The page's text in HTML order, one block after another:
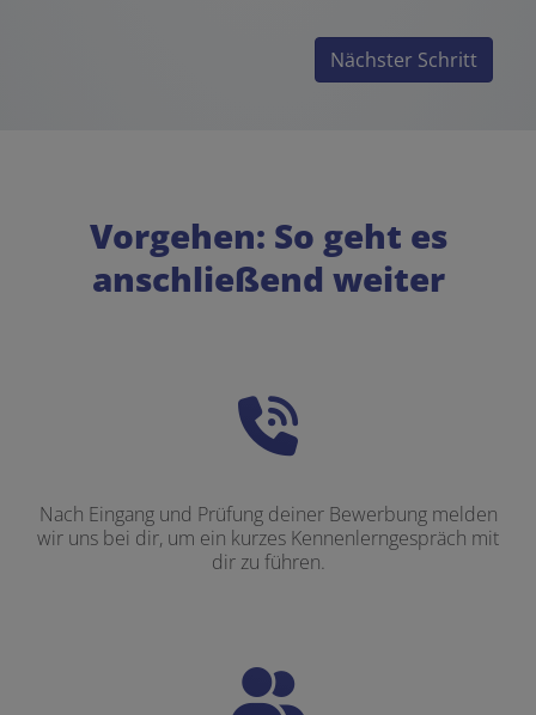
Nächster Schritt
Vorgehen: So geht es
anschließend weiter
Nach Eingang und Prüfung deiner Bewerbung melden
wir uns bei dir, um ein kurzes Kennenlerngespräch mit
dir zu führen.